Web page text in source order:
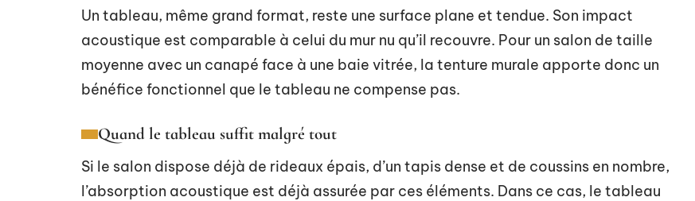
Un tableau, même grand format, reste une surface plane et tendue. Son impact
acoustique est comparable à celui du mur nu qu’il recouvre. Pour un salon de taille
moyenne avec un canapé face à une baie vitrée, la tenture murale apporte donc un
bénéfice fonctionnel que le tableau ne compense pas.
Quand le tableau suffit malgré tout
Si le salon dispose déjà de rideaux épais, d’un tapis dense et de coussins en nombre,
l’absorption acoustique est déjà assurée par ces éléments. Dans ce cas, le tableau